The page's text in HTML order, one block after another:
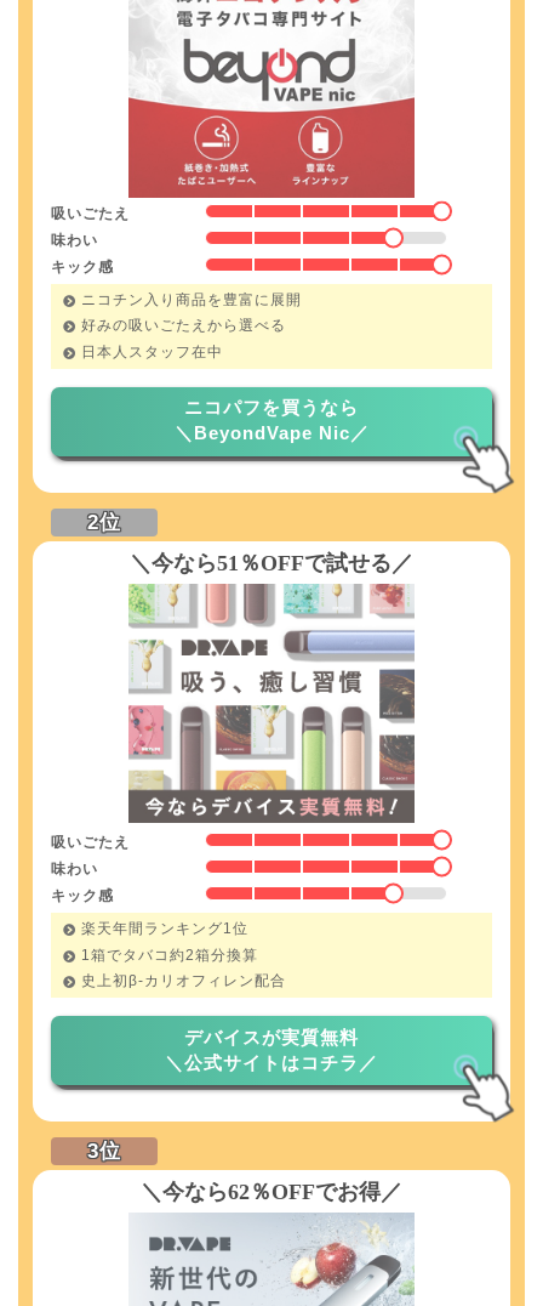
吸いごたえ
味わい
キック感
ニコチン入り商品を豊富に展開
好みの吸いごたえから選べる
日本人スタッフ在中
ニコパフを買うなら
＼BeyondVape Nic／
＼今なら51％OFFで試せる／
吸いごたえ
味わい
キック感
楽天年間ランキング1位
1箱でタバコ約2箱分換算
史上初β-カリオフィレン配合
デバイスが実質無料
＼公式サイトはコチラ／
＼今なら62％OFFでお得／